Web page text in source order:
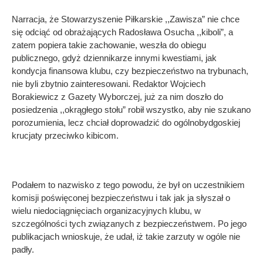
Narracja, że Stowarzyszenie Piłkarskie ,,Zawisza” nie chce
się odciąć od obrażających Radosława Osucha ,,kiboli”, a
zatem popiera takie zachowanie, weszła do obiegu
publicznego, gdyż dziennikarze innymi kwestiami, jak
kondycja finansowa klubu, czy bezpieczeństwo na trybunach,
nie byli zbytnio zainteresowani. Redaktor Wojciech
Borakiewicz z Gazety Wyborczej, już za nim doszło do
posiedzenia ,,okrągłego stołu” robił wszystko, aby nie szukano
porozumienia, lecz chciał doprowadzić do ogólnobydgoskiej
krucjaty przeciwko kibicom.
Podałem to nazwisko z tego powodu, że był on uczestnikiem
komisji poświęconej bezpieczeństwu i tak jak ja słyszał o
wielu niedociągnięciach organizacyjnych klubu, w
szczególności tych związanych z bezpieczeństwem. Po jego
publikacjach wnioskuje, że udał, iż takie zarzuty w ogóle nie
padły.